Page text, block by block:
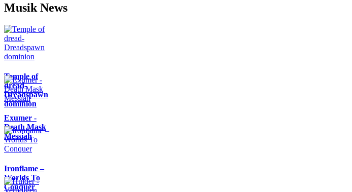
Musik News
Temple of
dread-
Dreadspawn
dominion
Exumer -
Death Mask
Messiah
Ironflame –
Worlds To
Conquer